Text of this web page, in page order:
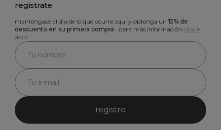
registrate
manténgase al día de lo que ocurre aquí y obtenga un 15% de
descuento en su primera compra . para más información clique
aqui.
registro